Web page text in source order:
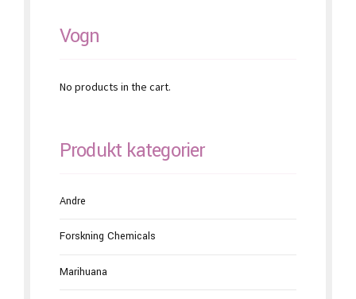
Vogn
No products in the cart.
Produkt kategorier
Andre
Forskning Chemicals
Marihuana